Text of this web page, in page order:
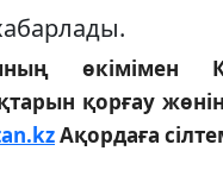
өкімімен
қорғау
Ақордаға